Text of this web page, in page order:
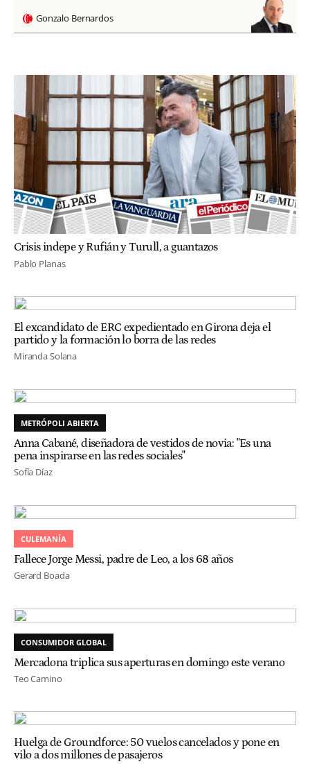
Gonzalo Bernardos
Crisis indepe y Rufián y Turull, a guantazos
Pablo Planas
El excandidato de ERC expedientado en Girona deja el
partido y la formación lo borra de las redes
Miranda Solana
METRÓPOLI ABIERTA
Anna Cabané, diseñadora de vestidos de novia: "Es una
pena inspirarse en las redes sociales"
Sofía Díaz
CULEMANÍA
Fallece Jorge Messi, padre de Leo, a los 68 años
Gerard Boada
CONSUMIDOR GLOBAL
Mercadona triplica sus aperturas en domingo este verano
Teo Camino
Huelga de Groundforce: 50 vuelos cancelados y pone en
vilo a dos millones de pasajeros